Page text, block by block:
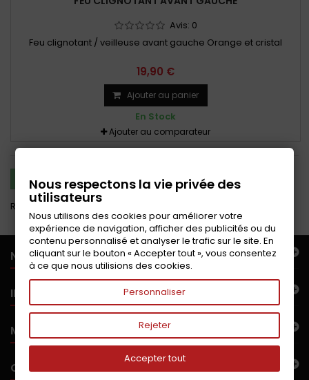
Avis: 0
Feu clignotant / veilleuse avant gauche Orange et cristal
19,90 €
Ajouter au panier
En Stock
Ajouter au comparateur
COMPARER (0)
Résultats 1 - 4 sur 4.
NOTRE OFFRE
INFORMATIONS
MON COMPTE
CONTACTEZ-NOUS
Nous respectons la vie privée des
utilisateurs
Nous utilisons des cookies pour améliorer votre
expérience de navigation, afficher des publicités ou du
contenu personnalisé et analyser le trafic sur le site. En
cliquant sur le bouton « Accepter tout », vous consentez
à ce que nous utilisions des cookies.
Personnaliser
Rejeter
Accepter tout